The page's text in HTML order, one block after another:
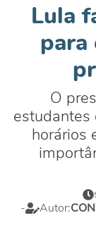
Lula
para
O
estudantes
horários
-
Autor: